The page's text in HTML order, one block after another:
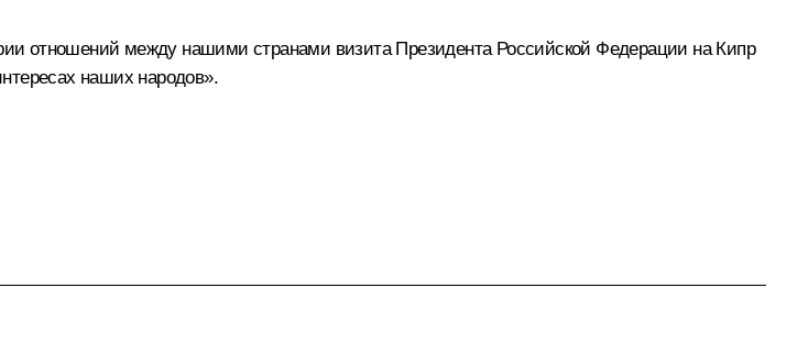
отношений между нашими странами визита Президента Российской Федерации на Кипр
наших народов».